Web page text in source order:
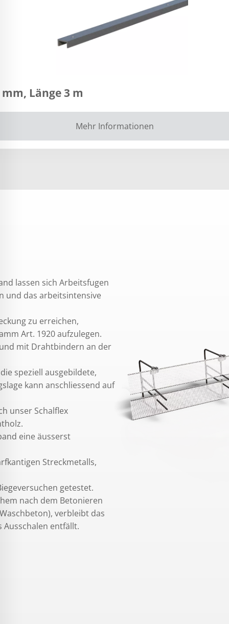
Länge 3 m
Mehr Informationen
lassen sich Arbeitsfugen
und das arbeitsintensive
zu erreichen,
Art. 1920 aufzulegen.
mit Drahtbindern an der
speziell ausgebildete,
kann anschliessend auf
unser Schalflex
eine äusserst
Streckmetalls,
getestet.
nach dem Betonieren
verbleibt das
Ausschalen entfällt.